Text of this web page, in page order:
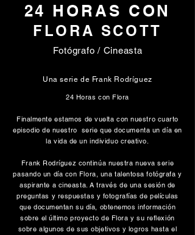
24 HORAS CON
FLORA SCOTT
Fotógrafo / Cineasta
Una serie de Frank Rodríguez
24 Horas con Flora
Finalmente estamos de vuelta con nuestro cuarto
episodio de nuestro serie que documenta un día en
la vida de un individuo creativo.
Frank Rodríguez continúa nuestra nueva serie
pasando un día con Flora, una talentosa fotógrafa y
aspirante a cineasta. A través de una sesión de
preguntas y respuestas y fotografías de películas
que documentan su día, obtenemos información
sobre el último proyecto de Flora y su reflexión
sobre algunos de sus objetivos y logros hasta el